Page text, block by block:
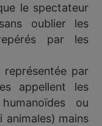
le spectateur
oublier les
par les
par
appellent les
ou
mains